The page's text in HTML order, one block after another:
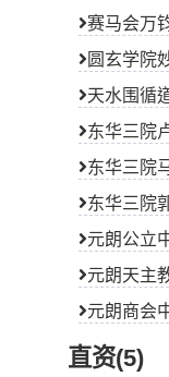
赛马会万
圆玄学院
天水围循
东华三院
东华三院
东华三院
元朗公立
元朗天主
元朗商会
直资(5)